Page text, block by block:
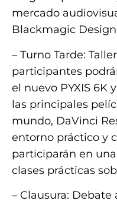
mercado
Blackmagic
– Turno Tarde:
participantes
el nuevo PYXIS 6K
las principales
mundo, DaVinci
entorno práctico y
participarán en
clases prácticas
– Clausura: